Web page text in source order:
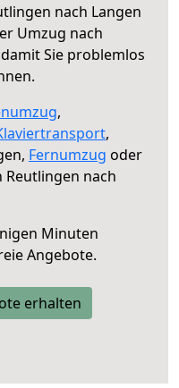
nach Langen
Umzug nach
Sie problemlos
,
,
Fernumzug oder
Reutlingen nach
Minuten
Angebote.
erhalten